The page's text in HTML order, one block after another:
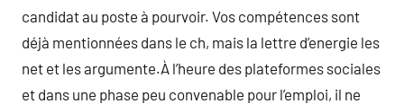
candidat au poste à pourvoir. Vos compétences sont
déjà mentionnées dans le ch, mais la lettre d’energie les
net et les argumente.À l’heure des plateformes sociales
et dans une phase peu convenable pour l’emploi, il ne